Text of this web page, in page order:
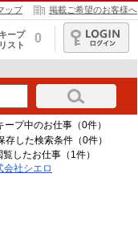
ップ 掲載ご希望のお客様へ
キープ
リスト
0
ログイン
ープ中のお仕事（0件）
存した検索条件（0件）
覧したお仕事（1件）
会社シエロ